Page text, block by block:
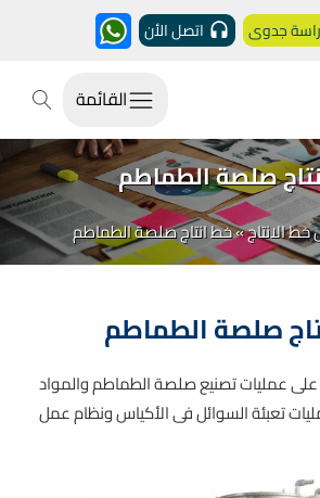
جدوى اتصل الأن
القائمة
صلصة الطماطم
خط الانتاج»خط انتاج صلصة الطماطم
صلصة الطماطم
عمليات تصنيع صلصة الطماطم والمواد
تعبئة السوائل فى الأكياسونظام عمل